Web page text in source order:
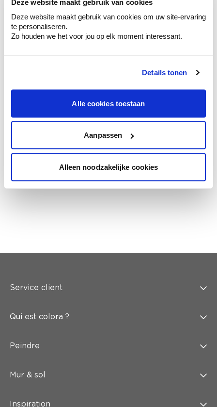
Deze website maakt gebruik van cookies
Deze website maakt gebruik van cookies om uw site-ervaring
te personaliseren.
Zo houden we het voor jou op elk moment interessant.
Details tonen
Alle cookies toestaan
Aanpassen
Alleen noodzakelijke cookies
votre couleur.
Obtenez des conseils personnalisés sur la
combinaison de couleurs.
Conseil couleur à domicile
en couleur.
l'éclairage et de votre mobilier.
Obtenez un contrôle technologique de vos
Service client
Qui est colora ?
Peindre
Mur & sol
Inspiration